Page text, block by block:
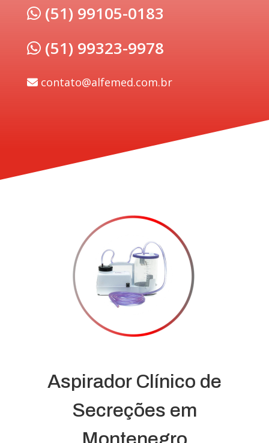
(51) 99105-0183
(51) 99323-9978
contato@alfemed.com.br
Aspirador Clínico de
Secreções em